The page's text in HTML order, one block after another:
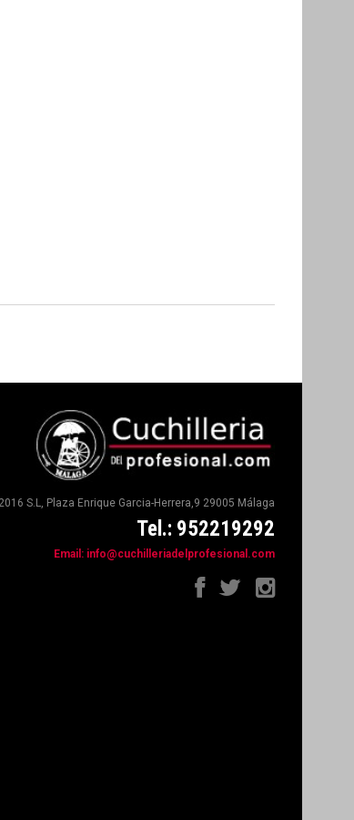
S.L, Plaza Enrique Garcia-Herrera,9 29005 Málaga
Tel.: 952219292
Email: info@cuchilleriadelprofesional.com